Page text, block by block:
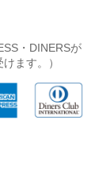
・DINERSが
ます。）